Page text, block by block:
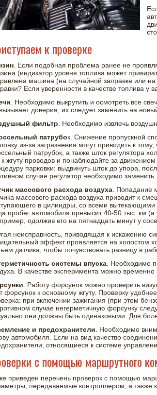
к проверке
. Если подобная проблема ранее не
(индикатор уровня топлива может
машина (на случайной заправке или
Если уверенности в качестве топлива у
. Необходимо выкрутить и осмотреть все
доверия, их следует заменить на
фильтр . Необходимо извлечь
патрубок. Снижение пропускной
из-за загрязнения могут приводить к
патрубок, а также шток регулятора
к жгуту проводов и понаблюдайте за
парковки: выдвинуть шток до упора,
случае регулятор необходимо заменить.
массового расхода воздуха . Попадание
массового расхода воздуха приводит к
в цилиндры, со всеми вытекающими
пробег автомобиля превысит 40-50 тыс. км
одолжив его на пятнадцать минут у
неисправность, приводящая к искажению
эффект проявляется на холостом
датчика, чтобы почувствовать разницу в
системы впуска . Необходимо
В качестве эксперимента можно
. Работу форсунок можно проверить
форсунок к основному жгуту. Проверку
при включении зажигания (при этом
случае негерметичную форсунку
они должны быть одинаковыми. Для
и предохранители . Необходимо
автомобиля. Если на вид качество
относящиеся к системе
с помощью маршрутного
приведен перечень проверок с помощью
передаваемые контроллером, а также